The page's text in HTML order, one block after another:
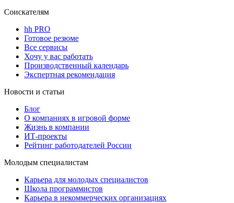
Соискателям
hh PRO
Готовое резюме
Все сервисы
Хочу у вас работать
Производственный календарь
Экспертная рекомендация
Новости и статьи
Блог
О компаниях в игровой форме
Жизнь в компании
ИТ-проекты
Рейтинг работодателей России
Молодым специалистам
Карьера для молодых специалистов
Школа программистов
Карьера в некоммерческих организациях